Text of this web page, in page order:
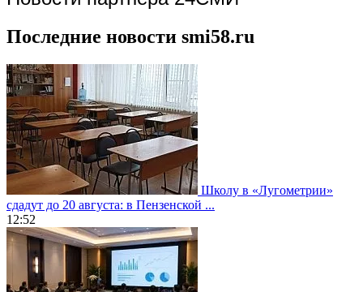
Последние новости smi58.ru
Школу в «Лугометрии»
сдадут до 20 августа: в Пензенской ...
12:52